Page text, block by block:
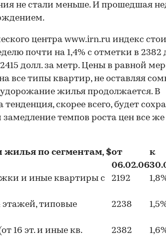
не стали меньше. И прошедшая
центра www.irn.ru индекс
почти на 1,4% с отметки в 2382
долл. за метр. Цены в равной
все типы квартир, не оставляя
жилья продолжается. В
скорее всего, будет
замедление темпов роста цен все
по сегментам, $от
06.02.06
к
и иные квартиры с
2192
этажей, типовые
2238
16 эт. и иные кв.
2382